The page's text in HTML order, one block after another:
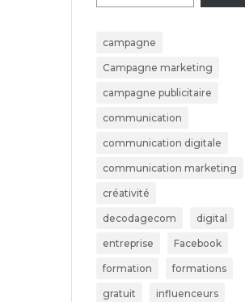
campagne
Campagne marketing
campagne publicitaire
communication
communication digitale
communication marketing
créativité
decodagecom digital
entreprise Facebook
formation formations
gratuit influenceurs